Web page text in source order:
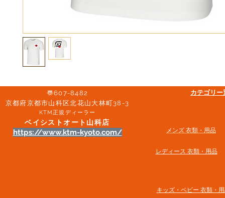
〠607-8482
京都府京都市山科区北花山大林町38-3​
KTM正規ディーラー
ベイシストオート山科店
https://www.ktm-kyoto.com/
カテゴリ
メンズ 衣類・用品
​レディース 衣類・用品
キッズ・ベビー 衣類・